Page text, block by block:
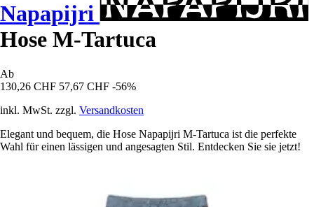
Napapijri
Hose M-Tartuca
Ab
130,26 CHF 57,67 CHF -56%
inkl. MwSt. zzgl. Versandkosten
Elegant und bequem, die Hose Napapijri M-Tartuca ist die perfekte
Wahl für einen lässigen und angesagten Stil. Entdecken Sie sie jetzt!